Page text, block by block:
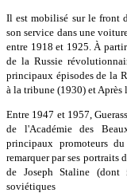
Il est mobilisé sur le front
son service dans une
entre 1918 et 1925. À
de la Russie
principaux épisodes de la
à la tribune (1930) et Après
Entre 1947 et 1957,
de l'Académie des
principaux promoteurs
remarquer par ses portraits
de Joseph Staline
soviétiques